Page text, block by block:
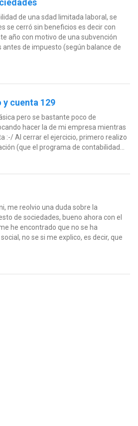
de una sdad limitada laboral, se
se cerró sin beneficios es decir con
año con motivo de una subvención
de impuesto (según balance de
cuenta 129
pero se bastante poco de
hacer la de mi empresa mientras
:-/ Al cerrar el ejercicio, primero realizo
(que el programa de contabilidad...
me reolvio una duda sobre la
de sociedades, bueno ahora con el
he encontrado que no se ha
no se si me explico, es decir, que